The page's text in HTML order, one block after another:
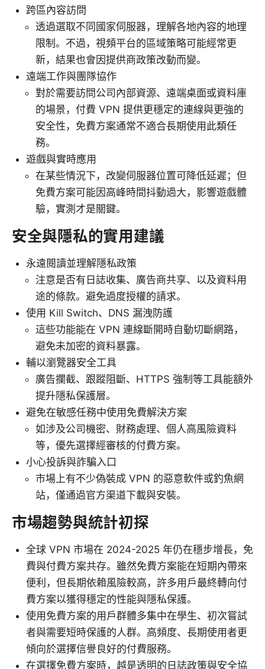
跨區內容訪問
透過選取不同國家伺服器，理解各地內容的地理
限制。不過，視頻平台的區域策略可能經常更
新，結果也會因提供商政策改動而變。
遠端工作與團隊協作
對於需要訪問公司內部資源、遠端桌面或資料庫
的場景，付費 VPN 提供更穩定的連線與更強的
安全性，免費方案通常不適合長期使用此類任
務。
遊戲與實時應用
在某些情況下，改變伺服器位置可降低延遲；但
免費方案可能因高峰時間抖動過大，影響遊戲體
驗，實測才是關鍵。
安全與隱私的實用建議
永遠閱讀並理解隱私政策
注意是否有日誌收集、廣告商共享、以及資料用
途的條款。避免過度授權的請求。
使用 Kill Switch、DNS 漏洩防護
這些功能能在 VPN 連線斷開時自動切斷網路，
避免未加密的資料暴露。
輔以瀏覽器安全工具
廣告攔截、跟蹤阻斷、HTTPS 強制等工具能額外
提升隱私保護層。
避免在敏感任務中使用免費解決方案
如涉及公司機密、財務處理、個人高風險資料
等，優先選擇經審核的付費方案。
小心投訴與詐騙入口
市場上有不少偽裝成 VPN 的惡意軟件或釣魚網
站，僅通過官方渠道下載與安裝。
市場趨勢與統計初探
全球 VPN 市場在 2024-2025 年仍在穩步增長，免
費與付費方案共存。雖然免費方案能在短期內帶來
便利，但長期依賴風險較高，許多用戶最終轉向付
費方案以獲得穩定的性能與隱私保護。
使用免費方案的用戶群體多集中在學生、初次嘗試
者與需要短時保護的人群。高頻度、長期使用者更
傾向於選擇信譽良好的付費服務。
在選擇免費方案時，越是透明的日誌政策與安全協